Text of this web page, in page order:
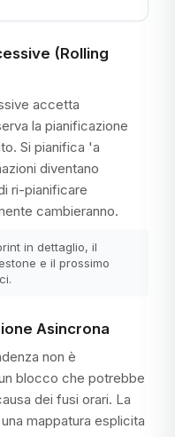
(Rolling
accetta
la pianificazione
Si pianifica 'a
diventano
ri-pianificare
cambieranno.
in dettaglio, il
e il prossimo
Asincrona
non è
blocco che potrebbe
dei fusi orari. La
mappatura esplicita